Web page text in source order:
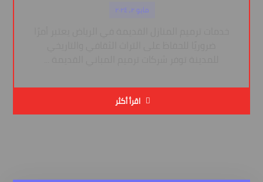
مايو ٢, ٢٠٢٤
اقرأ أكثر